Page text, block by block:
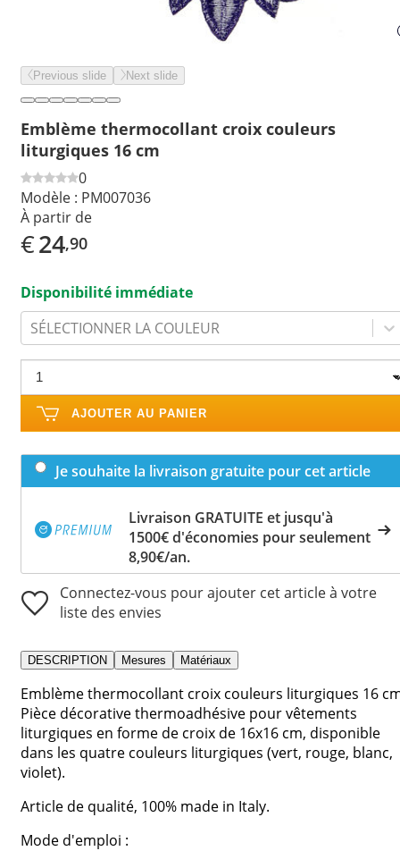
Previous slide Next slide
Emblème thermocollant croix couleurs
liturgiques 16 cm
0
Modèle : PM007036
À partir de
€24,90
Disponibilité immédiate
SÉLECTIONNER LA COULEUR
AJOUTER AU PANIER
Je souhaite la livraison gratuite pour cet article
Livraison GRATUITE et jusqu'à
1500€ d'économies pour seulement
8,90€/an.
Connectez-vous pour ajouter cet article à votre
liste des envies
DESCRIPTION Mesures Matériaux
Emblème thermocollant croix couleurs liturgiques 16
Pièce décorative thermoadhésive pour vêtements
liturgiques en forme de croix de 16x16 cm, disponible
dans les quatre couleurs liturgiques (vert, rouge, blanc,
violet).
Article de qualité, 100% made in Italy.
Mode d'emploi :